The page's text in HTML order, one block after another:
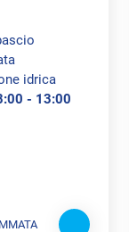
idrica
- 13:00